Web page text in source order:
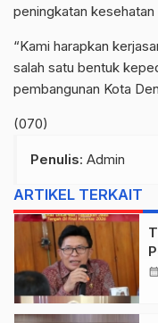
peningkatan
“Kami harapkan
salah satu bentuk
pembangunan Kota
(070)
Penulis: Admin
ARTIKEL TERKAIT
,
calendar_month